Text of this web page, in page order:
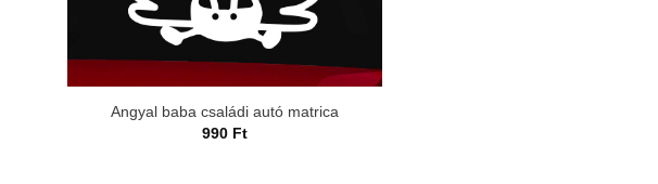
Angyal baba családi autó matrica
990 Ft